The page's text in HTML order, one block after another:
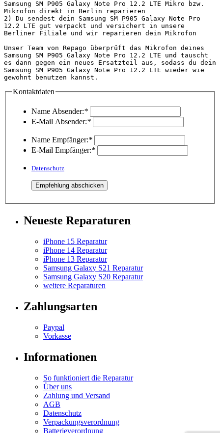
Samsung SM P905 Galaxy Note Pro 12.2 LTE Mikro bzw.
Mikrofon direkt in Berlin reparieren
2) Du sendest dein Samsung SM P905 Galaxy Note Pro
12.2 LTE gut verpackt und versichert in unsere
Berliner Filiale und wir reparieren dein Mikrofon
Unser Team von Repago überprüft das Mikrofon deines
Samsung SM P905 Galaxy Note Pro 12.2 LTE und tauscht
es dann gegen ein neues Ersatzteil aus, sodass du dein
Samsung SM P905 Galaxy Note Pro 12.2 LTE wieder wie
Kontaktdaten
Name Absender:*
E-Mail Absender:*
Name Empfänger:*
E-Mail Empfänger:*
Datenschutz
Neueste Reparaturen
iPhone 15 Reparatur
iPhone 14 Reparatur
iPhone 13 Reparatur
Samsung Galaxy S21 Reparatur
Samsung Galaxy S20 Reparatur
weitere Reparaturen
Zahlungsarten
Paypal
Vorkasse
Informationen
So funktioniert die Reparatur
Über uns
Zahlung und Versand
AGB
Datenschutz
Verpackungsverordnung
Batterieverordnung